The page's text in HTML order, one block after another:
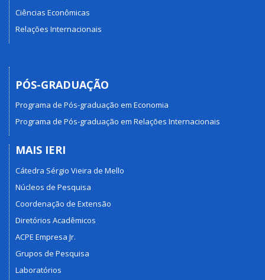
Ciências Econômicas
Relações Internacionais
PÓS-GRADUAÇÃO
Programa de Pós-graduação em Economia
Programa de Pós-graduação em Relações Internacionais
MAIS IERI
Cátedra Sérgio Vieira de Mello
Núcleos de Pesquisa
Coordenação de Extensão
Diretórios Acadêmicos
ACPE Empresa Jr.
Grupos de Pesquisa
Laboratórios